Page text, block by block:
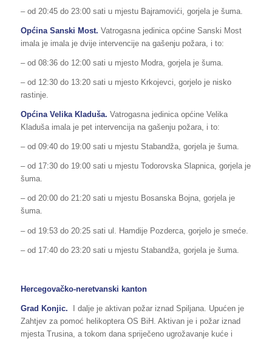
– od 20:45 do 23:00 sati u mjestu Bajramovići, gorjela je šuma.
Općina Sanski Most. Vatrogasna jedinica općine Sanski Most
imala je imala je dvije intervencije na gašenju požara, i to:
– od 08:36 do 12:00 sati u mjesto Modra, gorjela je šuma.
– od 12:30 do 13:20 sati u mjesto Krkojevci, gorjelo je nisko
rastinje.
Općina Velika Kladuša. Vatrogasna jedinica općine Velika
Kladuša imala je pet intervencija na gašenju požara, i to:
– od 09:40 do 19:00 sati u mjestu Stabandža, gorjela je šuma.
– od 17:30 do 19:00 sati u mjestu Todorovska Slapnica, gorjela je
šuma.
– od 20:00 do 21:20 sati u mjestu Bosanska Bojna, gorjela je
šuma.
– od 19:53 do 20:25 sati ul. Hamdije Pozderca, gorjelo je smeće.
– od 17:40 do 23:20 sati u mjestu Stabandža, gorjela je šuma.
Hercegovačko-neretvanski kanton
Grad Konjic. I dalje je aktivan požar iznad Spiljana. Upućen je
Zahtjev za pomoć helikoptera OS BiH. Aktivan je i požar iznad
mjesta Trusina, a tokom dana spriječeno ugrožavanje kuće i